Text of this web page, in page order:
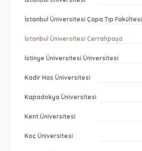
İstanbul Üniversitesi Çapa Tıp Fakültesi
İstanbul Üniversitesi Cerrahpaşa
İstinye Üniversitesi Üniversitesi
Kadir Has Üniversitesi
Kapadokya Üniversitesi
Kent Üniversitesi
Koç Üniversitesi